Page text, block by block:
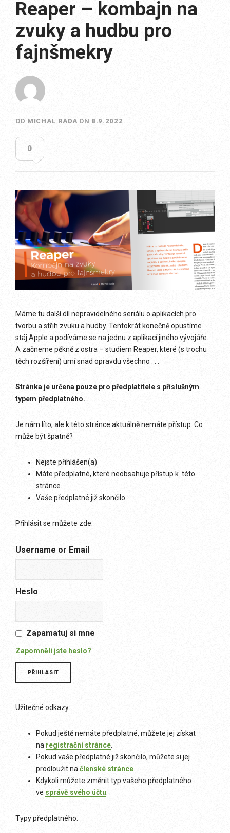
Reaper – kombajn na
zvuky a hudbu pro
fajnšmekry
OD MICHAL RADA ON 8.9.2022
0
Máme tu další díl nepravidelného seriálu o aplikacích pro
tvorbu a střih zvuku a hudby. Tentokrát konečně opustíme
stáj Apple a podíváme se na jednu z aplikací jiného vývojáře.
A začneme pěkně z ostra – studiem Reaper, které (s trochu
těch rozšíření) umí snad opravdu všechno . . .
Stránka je určena pouze pro předplatitele s příslušným
typem předplatného.
Je nám líto, ale k této stránce aktuálně nemáte přístup. Co
může být špatně?
Nejste přihlášen(a)
Máte předplatné, které neobsahuje přístup k této
stránce
Vaše předplatné již skončilo
Přihlásit se můžete zde:
Username or Email
Heslo
Zapamatuj si mne
Zapomněli jste heslo?
Užitečné odkazy:
Pokud ještě nemáte předplatné, můžete jej získat
na registrační stránce
Pokud vaše předplatné již skončilo, můžete si jej
prodloužit na členské stránce
Kdykoli můžete změnit typ vašeho předplatného
ve správě svého účtu
Typy předplatného: